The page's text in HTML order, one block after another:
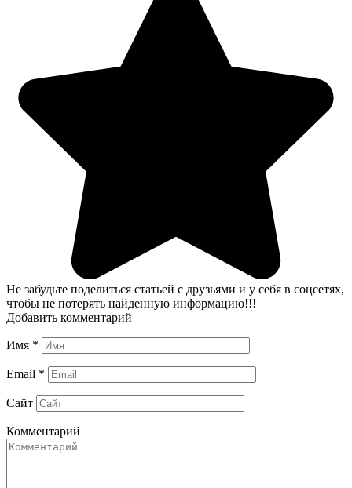
Не забудьте поделиться статьей с друзьями и у себя в соцсетях,
чтобы не потерять найденную информацию!!!
Добавить комментарий
Имя *
Email *
Сайт
Комментарий